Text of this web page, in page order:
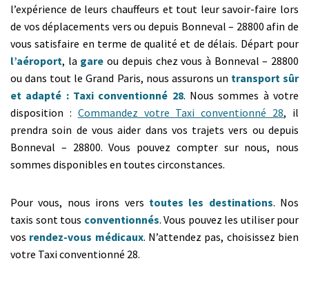
l’expérience de leurs chauffeurs et tout leur savoir-faire lors
de vos déplacements vers ou depuis Bonneval – 28800 afin de
vous satisfaire en terme de qualité et de délais. Départ pour
l’aéroport, la gare ou depuis chez vous à Bonneval – 28800
ou dans tout le Grand Paris, nous assurons un transport sûr
et adapté : Taxi conventionné 28. Nous sommes à votre
disposition : Commandez votre Taxi conventionné 28, il
prendra soin de vous aider dans vos trajets vers ou depuis
Bonneval – 28800. Vous pouvez compter sur nous, nous
sommes disponibles en toutes circonstances.
Pour vous, nous irons vers toutes les destinations. Nos
taxis sont tous conventionnés. Vous pouvez les utiliser pour
vos rendez-vous médicaux. N’attendez pas, choisissez bien
votre Taxi conventionné 28.